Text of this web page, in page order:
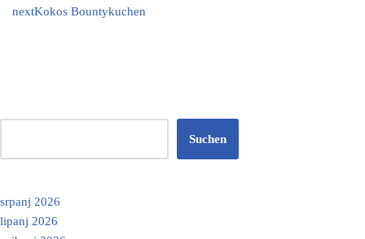
nextKokos Bountykuchen
Suchen
srpanj 2026
lipanj 2026